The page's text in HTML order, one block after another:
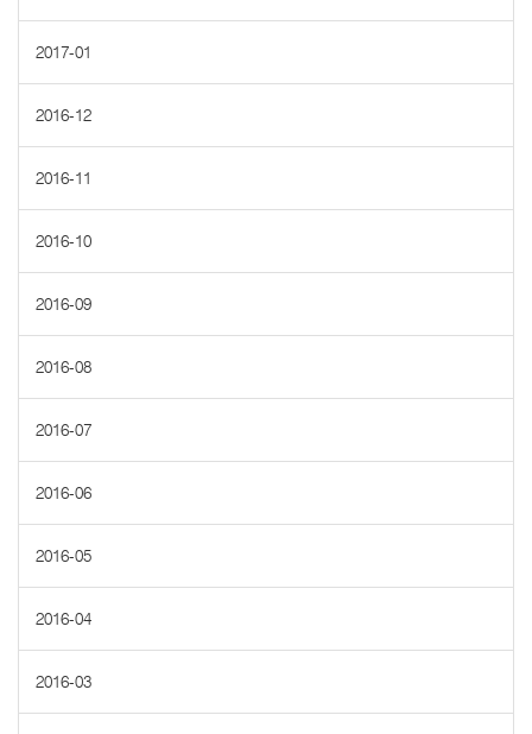
2017-01
2016-12
2016-11
2016-10
2016-09
2016-08
2016-07
2016-06
2016-05
2016-04
2016-03